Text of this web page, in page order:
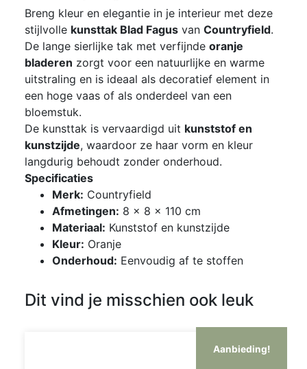
Breng kleur en elegantie in je interieur met deze
stijlvolle kunsttak Blad Fagusvan Countryfield.
De lange sierlijke tak met verfijnde oranje
bladeren zorgt voor een natuurlijke en warme
uitstraling en is ideaal als decoratief element in
een hoge vaas of als onderdeel van een
bloemstuk.
De kunsttak is vervaardigd uit kunststof en
kunstzijde, waardoor ze haar vorm en kleur
langdurig behoudt zonder onderhoud.
Specificaties
Merk: Countryfield
Afmetingen: 8 × 8 × 110 cm
Materiaal: Kunststof en kunstzijde
Kleur: Oranje
Onderhoud: Eenvoudig af te stoffen
Dit vind je misschien ook leuk
Aanbieding!